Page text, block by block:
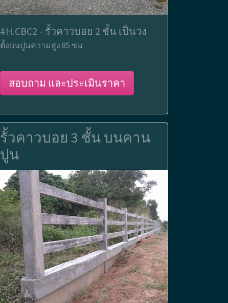
#H.CBC2 - รั้วคาวบอย 2 ชั้น เป็นวง
ตั้งบนปูนความสูง 85 ซม
สอบถาม และประเมินราคา
รั้วคาวบอย 3 ชั้น บนคาน
ปูน